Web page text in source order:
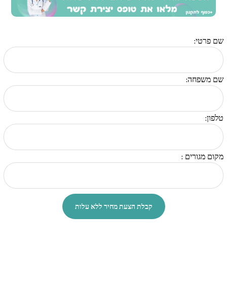
שם פרטי:
שם משפחה:
טלפון:
מקום מגורים :